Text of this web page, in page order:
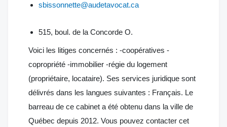
sbissonnette@audetavocat.ca
515, boul. de la Concorde O.
Voici les litiges concernés : -coopératives -
copropriété -immobilier -régie du logement
(propriétaire, locataire). Ses services juridique sont
délivrés dans les langues suivantes : Français. Le
barreau de ce cabinet a été obtenu dans la ville de
Québec depuis 2012. Vous pouvez contacter cet